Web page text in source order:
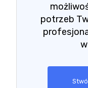
potrzeb